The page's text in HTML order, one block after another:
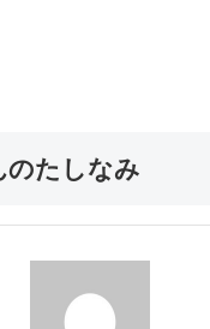
のたしなみ